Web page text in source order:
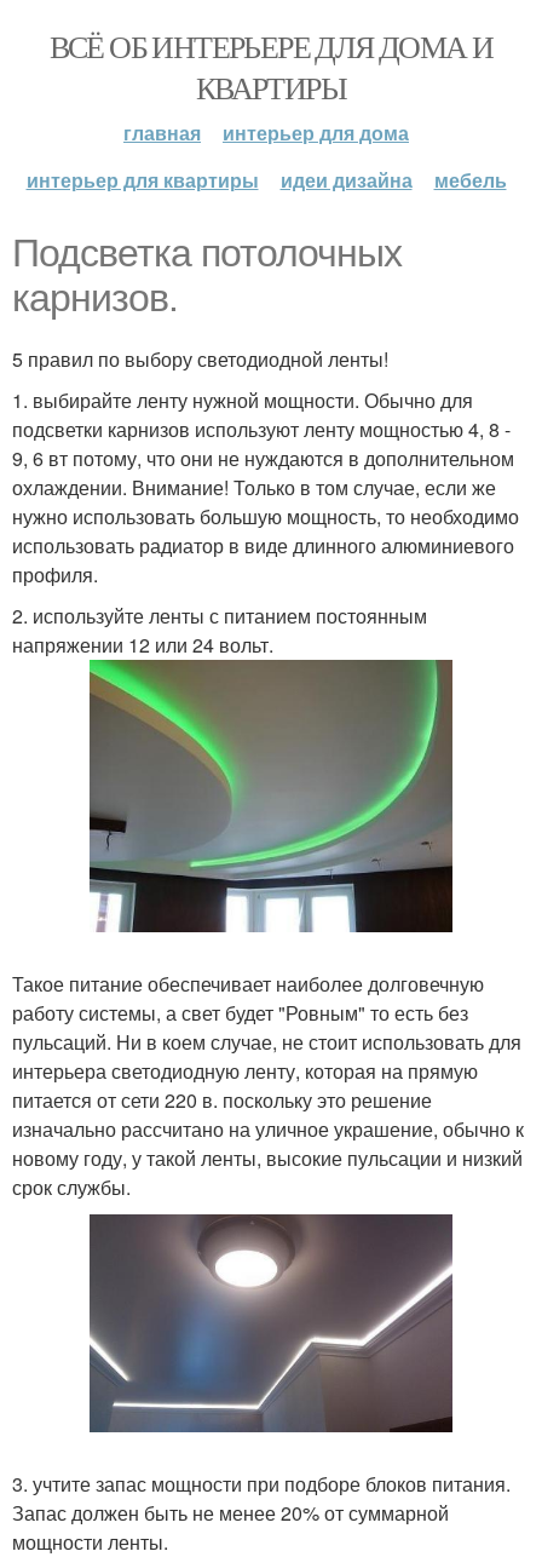
ВСЁ ОБ ИНТЕРЬЕРЕ ДЛЯ ДОМА И
КВАРТИРЫ
главная
интерьер для дома
интерьер для квартиры
идеи дизайна мебель
Подсветка потолочных
карнизов.
5 правил по выбору светодиодной ленты!
1. выбирайте ленту нужной мощности. Обычно для
подсветки карнизов используют ленту мощностью 4, 8 -
9, 6 вт потому, что они не нуждаются в дополнительном
охлаждении. Внимание! Только в том случае, если же
нужно использовать большую мощность, то необходимо
использовать радиатор в виде длинного алюминиевого
профиля.
2. используйте ленты с питанием постоянным
напряжении 12 или 24 вольт.
Такое питание обеспечивает наиболее долговечную
работу системы, а свет будет "Ровным" то есть без
пульсаций. Ни в коем случае, не стоит использовать для
интерьера светодиодную ленту, которая на прямую
питается от сети 220 в. поскольку это решение
изначально рассчитано на уличное украшение, обычно к
новому году, у такой ленты, высокие пульсации и низкий
срок службы.
3. учтите запас мощности при подборе блоков питания.
Запас должен быть не менее 20% от суммарной
мощности ленты.